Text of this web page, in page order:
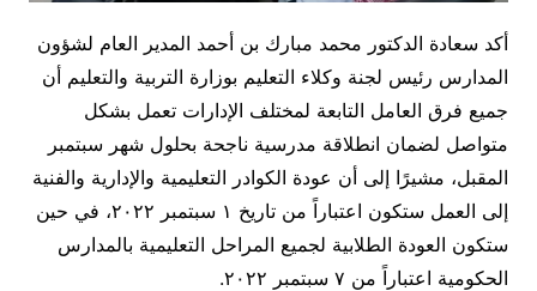
أكد سعادة الدكتور محمد مبارك بن أحمد المدير العام لشؤون
المدارس رئيس لجنة وكلاء التعليم بوزارة التربية والتعليم أن
جميع فرق العامل التابعة لمختلف الإدارات تعمل بشكل
متواصل لضمان انطلاقة مدرسية ناجحة بحلول شهر سبتمبر
المقبل، مشيرًا إلى أن عودة الكوادر التعليمية والإدارية والفنية
إلى العمل ستكون اعتباراً من تاريخ ١ سبتمبر ٢٠٢٢، في حين
ستكون العودة الطلابية لجميع المراحل التعليمية بالمدارس
الحكومية اعتباراً من ٧ سبتمبر ٢٠٢٢.